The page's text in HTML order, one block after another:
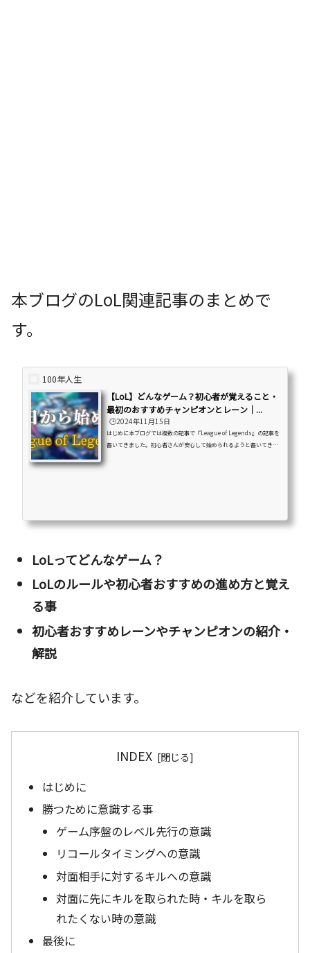
本ブログのLoL関連記事のまとめで
す。
100年人生
【LoL】どんなゲーム？初心者が覚えること・
最初のおすすめチャンピオンとレーン｜...
🕒️2024年11月15日
はじめに本ブログでは複数の記事で『League of Legends』の記事を
書いてきました。初心者さんが安心して始められるようと書いてきま
った...
LoLってどんなゲーム？
LoLのルールや初心者おすすめの進め方と覚え
る事
初心者おすすめレーンやチャンピオンの紹介・
解説
などを紹介しています。
INDEX
はじめに
勝つために意識する事
ゲーム序盤のレベル先行の意識
リコールタイミングへの意識
対面相手に対するキルへの意識
対面に先にキルを取られた時・キルを取ら
れたくない時の意識
最後に